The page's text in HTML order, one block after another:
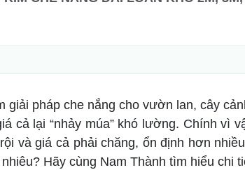
giải pháp che nắng cho vườn lan, cây
cả lại “nhảy múa” khó lường. Chính vì
và giá cả phải chăng, ổn định hơn
nhiêu? Hãy cùng Nam Thành tìm hiểu chi